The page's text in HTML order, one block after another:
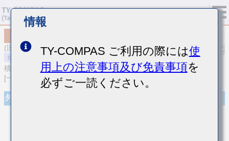
(旧品番 HMK316BJ683ML-T)
積層セラミックコンデンサ
[一般用 中高耐圧積層セラミックコンデンサ]
外観
情報
TY-COMPAS ご利用の際には使
用上の注意事項及び免責事項を
必ずご一読ください。